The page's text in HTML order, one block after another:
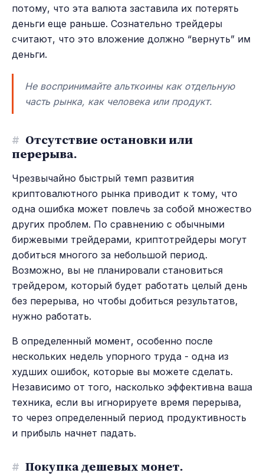
потому, что эта валюта заставила их потерять
деньги еще раньше. Сознательно трейдеры
считают, что это вложение должно “вернуть” им
деньги.
Не воспринимайте альткоины как отдельную
часть рынка, как человека или продукт.
# Отсутствие остановки или
перерыва.
Чрезвычайно быстрый темп развития
криптовалютного рынка приводит к тому, что
одна ошибка может повлечь за собой множество
других проблем. По сравнению с обычными
биржевыми трейдерами, криптотрейдеры могут
добиться многого за небольшой период.
Возможно, вы не планировали становиться
трейдером, который будет работать целый день
без перерыва, но чтобы добиться результатов,
нужно работать.
В определенный момент, особенно после
нескольких недель упорного труда - одна из
худших ошибок, которые вы можете сделать.
Независимо от того, насколько эффективна ваша
техника, если вы игнорируете время перерыва,
то через определенный период продуктивность
и прибыль начнет падать.
# Покупка дешевых монет.